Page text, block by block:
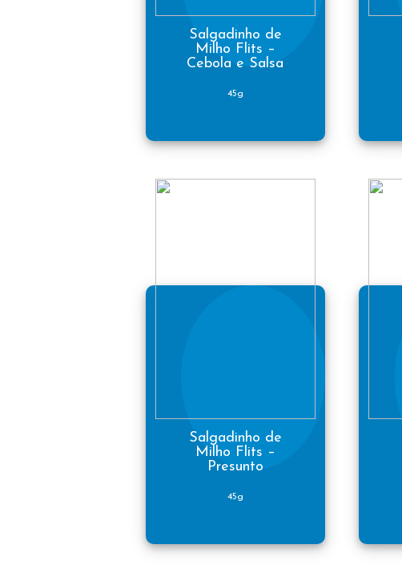
Salgadinho de
Milho Flits –
Cebola e Salsa
45g
Salgadinho de
Milho Flits –
Presunto
45g